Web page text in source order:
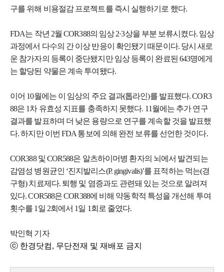
구를 위해 비용절감 프로젝트를 즉시 실행하기로 했다.
FDA는 작년 2월 COR388의 임상 2·3상을 부분 보류시켰다. 임상
과정에서 다수의 간 이상 반응이 확인됐기 때문이다. 당시 새로
운 참가자의 등록이 중단됐지만 임상 등록이 완료된 643명에게
는 할당된 약물은 계속 투여됐다.
이어 10월에는 이 임상의 주요 결과(톱라인)를 발표했다. COR3
88은 1차 유효성 지표를 충족하지 못했다. 11월에는 추가 연구
결과를 발표하며 더 낮은 용량으로 연구를 계속할 것을 발표했
다. 하지만 이번 FDA 통보에 의해 완전 보류를 선언한 것이다.
COR388 및 COR588은 알츠하이머병 환자의 뇌에서 발견되는
감염성 병원균인 ‘진지발리스(P. gingivalis)’를 표적하는 먹는(경
구형) 치료제다. 퇴행 및 염증과도 관련돼 있는 것으로 알려져
있다. COR588은 COR388에 비해 약동학적 특성을 개선해 투여
횟수를 1일 2회에서 1일 1회로 줄였다.
박인혁 기자
ⓒ 한경닷컴, 무단전재 및 재배포 금지